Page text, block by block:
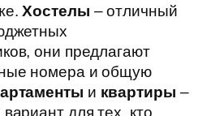
Хостелы – отличный
они предлагают
номера и общую
и квартиры –
для тех, кто